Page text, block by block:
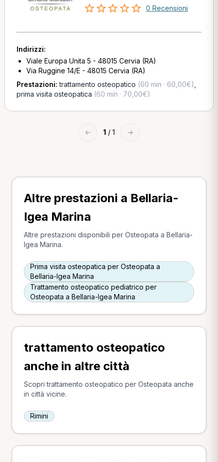
0 Recensioni
Indirizzi:
Viale Europa Unita 5 - 48015 Cervia (RA)
Via Ruggine 14/E - 48015 Cervia (RA)
Prestazioni:trattamento osteopatico (60 min · 60,00€)
prima visita osteopatica (60 min · 70,00€)
← 1 / 1 →
Altre prestazioni a Bellaria-
Igea Marina
Altre prestazioni disponibili per Osteopata a Bellaria-
Igea Marina.
Prima visita osteopatica per Osteopata a
Bellaria-Igea Marina
Trattamento osteopatico pediatrico per
Osteopata a Bellaria-Igea Marina
trattamento osteopatico
anche in altre città
Scopri trattamento osteopatico per Osteopata anche
in città vicine.
Rimini